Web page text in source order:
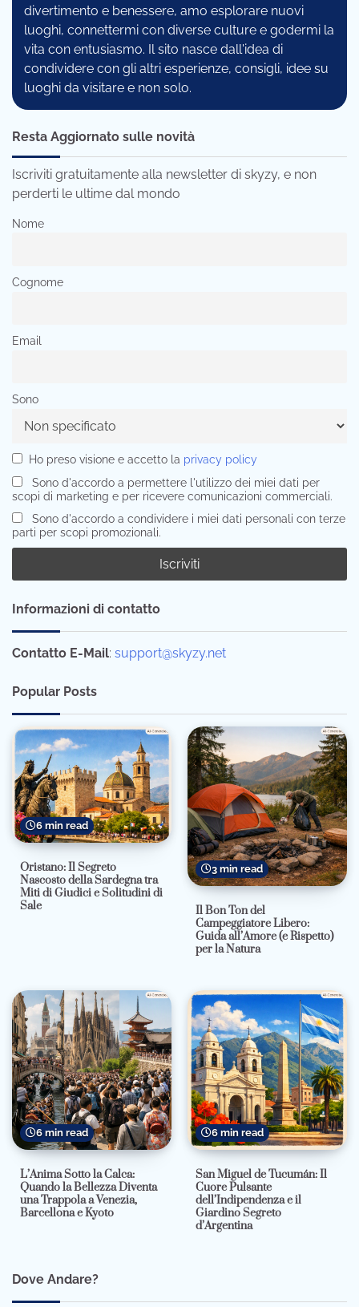
divertimento e benessere, amo esplorare nuovi
luoghi, connettermi con diverse culture e godermi la
vita con entusiasmo. Il sito nasce dall'idea di
condividere con gli altri esperienze, consigli, idee su
luoghi da visitare e non solo.
Resta Aggiornato sulle novità
Iscriviti gratuitamente alla newsletter di skyzy, e non
perderti le ultime dal mondo
Nome
Cognome
Email
Sono
Ho preso visione e accetto la privacy policy
Sono d'accordo a permettere l'utilizzo dei miei dati per
scopi di marketing e per ricevere comunicazioni commerciali.
Sono d'accordo a condividere i miei dati personali con terze
parti per scopi promozionali.
Informazioni di contatto
Contatto E-Mail: support@skyzy.net
Popular Posts
6 min read
Oristano: Il Segreto
Nascosto della Sardegna tra
Miti di Giudici e Solitudini di
Sale
3 min read
Il Bon Ton del
Campeggiatore Libero:
Guida all’Amore (e Rispetto)
per la Natura
6 min read
L’Anima Sotto la Calca:
Quando la Bellezza Diventa
una Trappola a Venezia,
Barcellona e Kyoto
6 min read
San Miguel de Tucumán: Il
Cuore Pulsante
dell’Indipendenza e il
Giardino Segreto
d’Argentina
Dove Andare?